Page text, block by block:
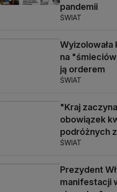
pandemii
ŚWIAT
na
ją orderem
ŚWIAT
"Kraj
obowiązek
podróżnych
ŚWIAT
Prezydent
manifestacji